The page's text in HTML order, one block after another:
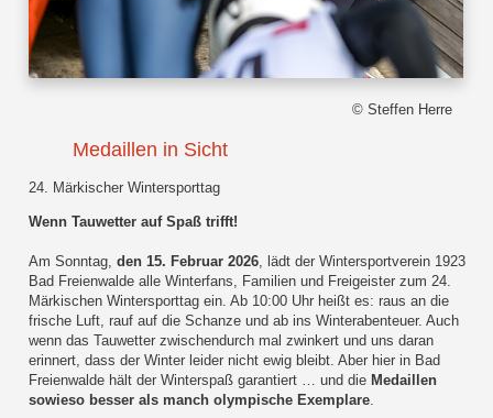
© Steffen Herre
Medaillen in Sicht
24. Märkischer Wintersporttag
Wenn Tauwetter auf Spaß trifft!
Am Sonntag,den 15. Februar 2026, lädt der Wintersportverein 1923
Bad Freienwalde alle Winterfans, Familien und Freigeister zum 24.
Märkischen Wintersporttag ein. Ab 10:00 Uhr heißt es: raus an die
frische Luft, rauf auf die Schanze und ab ins Winterabenteuer. Auch
wenn das Tauwetter zwischendurch mal zwinkert und uns daran
erinnert, dass der Winter leider nicht ewig bleibt. Aber hier in Bad
Freienwalde hält der Winterspaß garantiert … und die Medaillen
sowieso besser als manch olympische Exemplare.